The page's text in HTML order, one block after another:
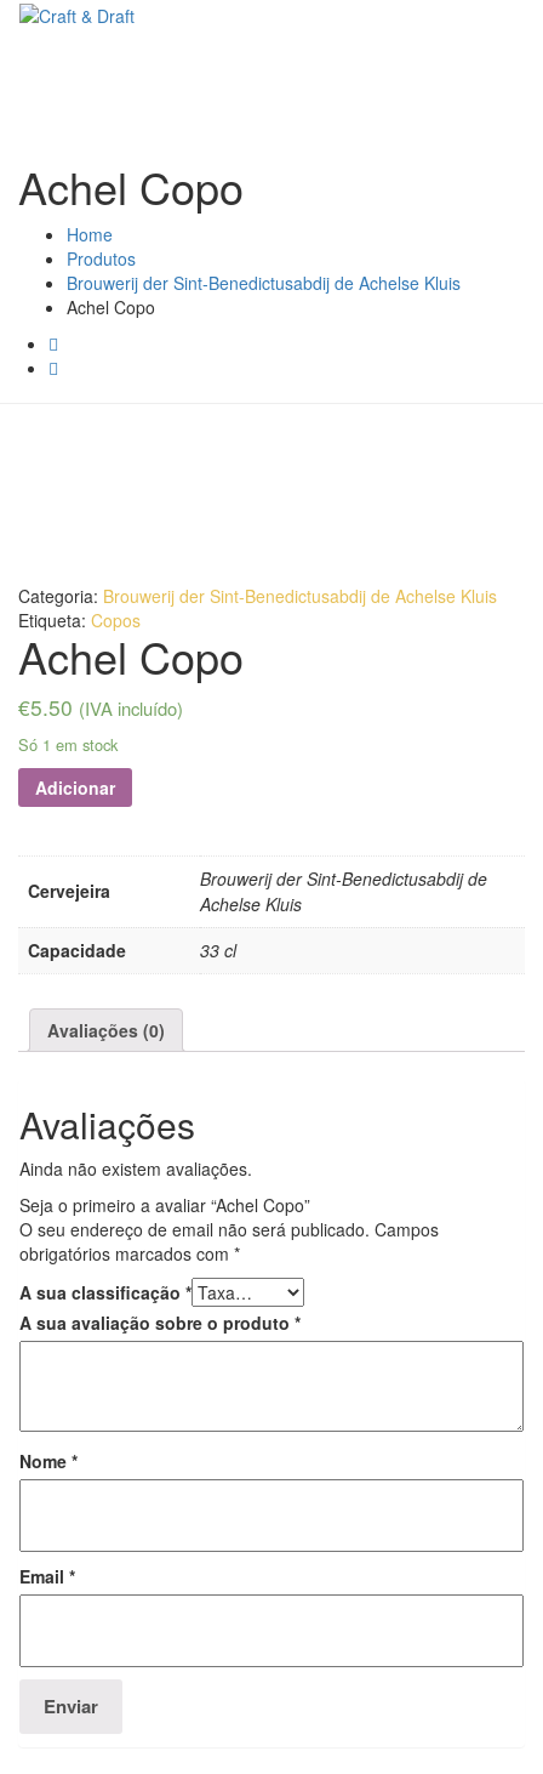
Achel Copo
Home
Produtos
Brouwerij der Sint-Benedictusabdij de Achelse Kluis
Achel Copo
Categoria: Brouwerij der Sint-Benedictusabdij de Achelse Kluis
Etiqueta: Copos
Achel Copo
€5.50 (IVA incluído)
Só 1 em stock
Adicionar
Cervejeira
Brouwerij der Sint-Benedictusabdij de
Achelse Kluis
Capacidade
33 cl
Avaliações (0)
Avaliações
Ainda não existem avaliações.
Seja o primeiro a avaliar “Achel Copo”
O seu endereço de email não será publicado. Campos
obrigatórios marcados com *
A sua classificação *
A sua avaliação sobre o produto *
Nome *
Email *